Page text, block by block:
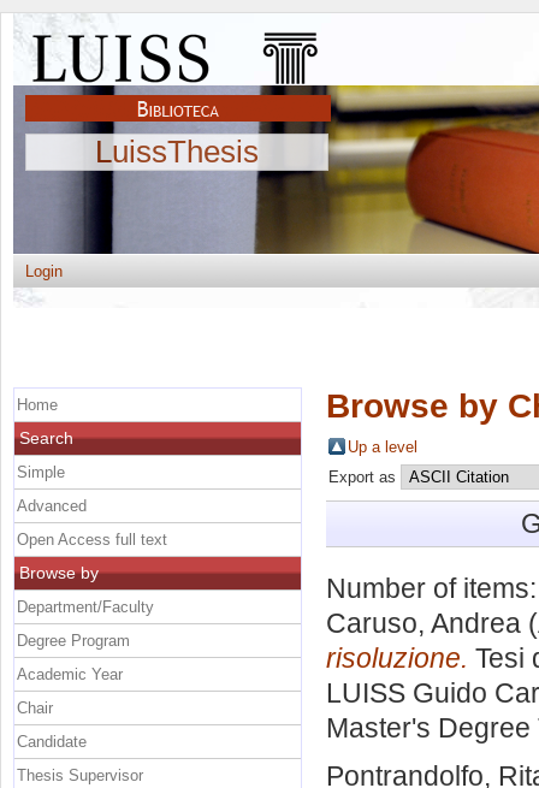
LuissThesis
Login
Browse by
Up a level
Export as
Number of
Caruso, Andrea
risoluzione. Tesi
LUISS Guido
Master's Degree
Pontrandolfo,
Home
Search
Simple
Advanced
Open Access full text
Browse by
Department/Faculty
Degree Program
Academic Year
Chair
Candidate
Thesis Supervisor